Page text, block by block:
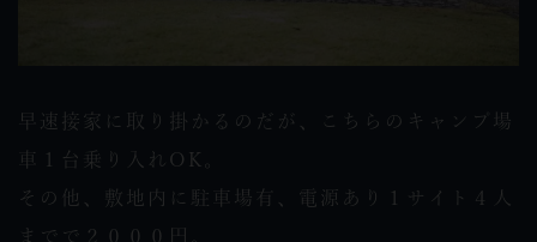
早速接家に取り掛かるのだが、こちらのキャンプ場
車１台乗り入れOK。
その他、敷地内に駐車場有、電源あり１サイト４人
までで２０００円。